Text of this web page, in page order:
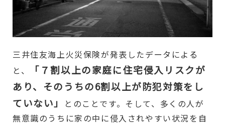
三井住友海上火災保険が発表したデータによる
と、
「７割以上の家庭に住宅侵入リスクが
あり、 そのうちの6割以上が防犯対策をし
ていない」
とのことです。そして、多くの人が
無意識のうちに家の中に侵入されやすい状況を自